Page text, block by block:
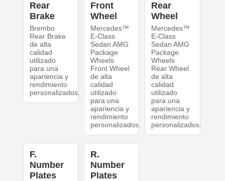
Rear
Brake
Brembo
Rear Brake
de alta
calidad
utilizado
para una
apariencia y
rendimiento
personalizados.
Front
Wheel
Mercedes™
E-Class
Sedan AMG
Package
Wheels
Front Wheel
de alta
calidad
utilizado
para una
apariencia y
rendimiento
personalizados.
Rear
Wheel
Mercedes™
E-Class
Sedan AMG
Package
Wheels
Rear Wheel
de alta
calidad
utilizado
para una
apariencia y
rendimiento
personalizados.
F.
Number
Plates
R.
Number
Plates